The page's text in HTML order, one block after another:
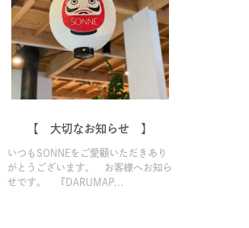
【 大切なお知らせ 】
いつもSONNEをご愛顧いただきあり
がとうございます。 お客様へお知ら
せです。 『DARUMAP...